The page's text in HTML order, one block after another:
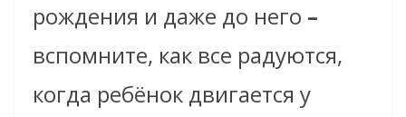
рождения и даже до него –
вспомните, как все радуются,
когда ребёнок двигается у